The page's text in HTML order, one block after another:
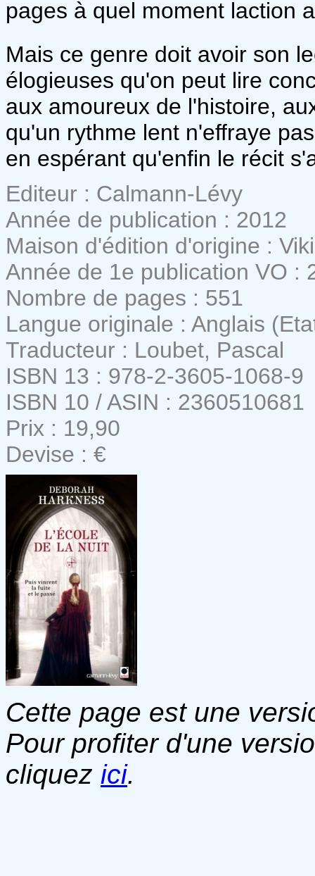
pages à quel moment laction
Mais ce genre doit avoir son
élogieuses qu'on peut lire
aux amoureux de l'histoire,
qu'un rythme lent n'effraye
en espérant qu'enfin le récit
Editeur : Calmann-Lévy
Année de publication : 2012
Maison d'édition d'origine :
Année de 1e publication VO :
Nombre de pages : 551
Langue originale : Anglais
Traducteur : Loubet, Pascal
ISBN 13 : 978-2-3605-1068-9
ISBN 10 / ASIN : 2360510681
Prix : 19,90
Devise : €
Cette page est une
Pour profiter d'une
cliquez ici.